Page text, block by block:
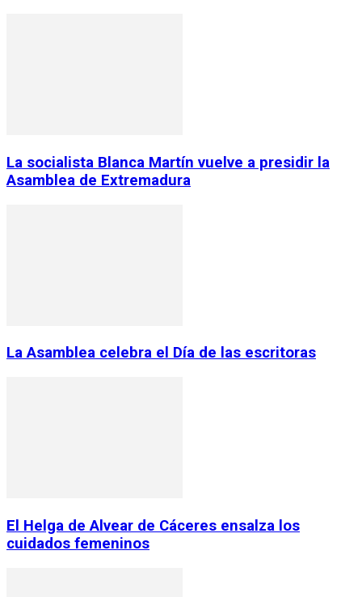
La socialista Blanca Martín vuelve a presidir la
Asamblea de Extremadura
La Asamblea celebra el Día de las escritoras
El Helga de Alvear de Cáceres ensalza los
cuidados femeninos